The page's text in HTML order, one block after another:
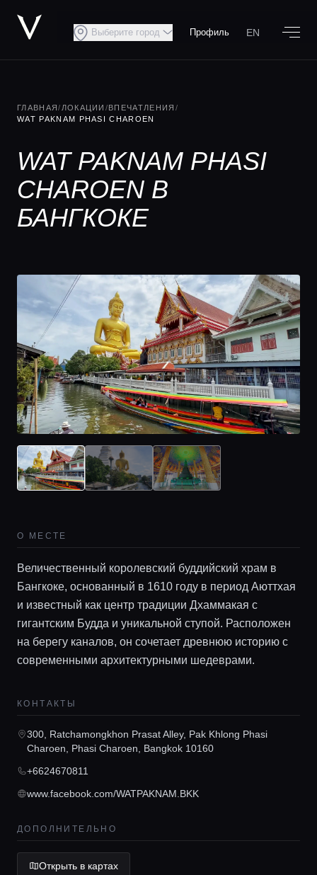
Главная
Локации
Консьерж сервис
Выберите город Профиль EN
ГЛАВНАЯ/ ЛОКАЦИИ /ВПЕЧАТЛЕНИЯ /
WAT PAKNAM PHASI CHAROEN
WAT PAKNAM PHASI
CHAROEN В
БАНГКОКЕ
О МЕСТЕ
Величественный королевский буддийский храм в
Бангкоке, основанный в 1610 году в период Аюттхая
и известный как центр традиции Дхаммакая с
гигантским Будда и уникальной ступой. Расположен
на берегу каналов, он сочетает древнюю историю с
современными архитектурными шедеврами.
КОНТАКТЫ
300, Ratchamongkhon Prasat Alley, Pak Khlong Phasi
Charoen, Phasi Charoen, Bangkok 10160
+6624670811
www.facebook.com/WATPAKNAM.BKK
ДОПОЛНИТЕЛЬНО
Открыть в картах